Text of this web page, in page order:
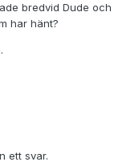
bredvid Dude och
har hänt?
ett svar.